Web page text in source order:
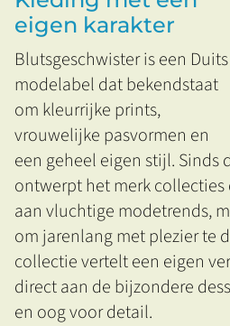
eigen karakter
Blutsgeschwister is een Duits
modelabel dat bekendstaat
om kleurrijke prints,
vrouwelijke pasvormen en
een geheel eigen stijl. Sinds
ontwerpt het merk
aan vluchtige modetrends,
om jarenlang met plezier te
collectie vertelt een eigen
direct aan de bijzondere
en oog voor detail.